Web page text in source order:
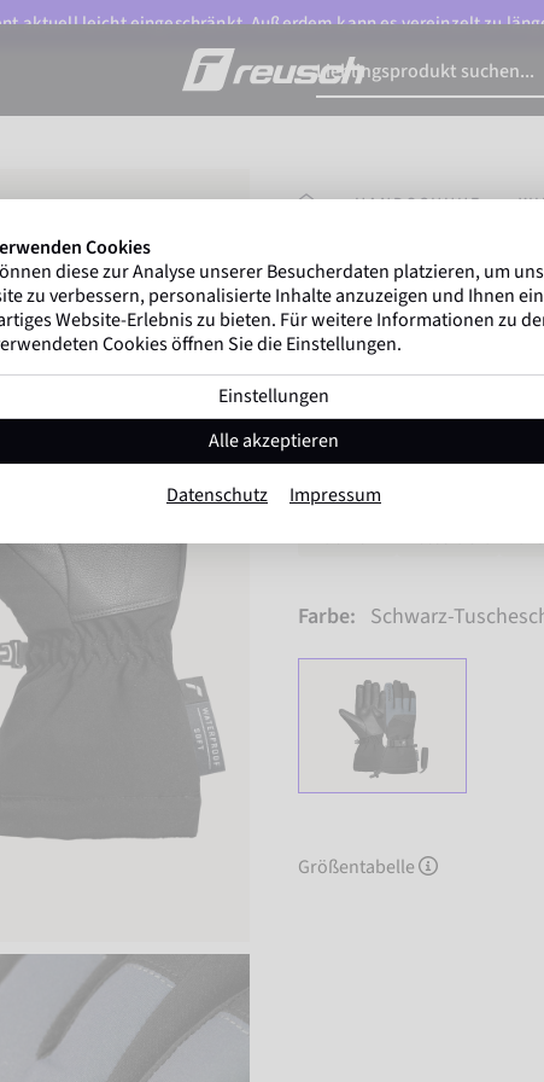
aktuell leicht eingeschränkt. Außerdem kann es vereinzelt zu
STARTSEITEHANDSCHUHE
Marco Odermatt und
Winterathletenweltweit
Reusch Couloir
Artikel-Nr. 6501272
Farbe: Schwarz-
Größentabelle
Cookies
diese zur Analyse unserer Besucherdaten platzieren, um
zu verbessern, personalisierte Inhalte anzuzeigen und Ihnen ein
Website-Erlebnis zu bieten. Für weitere Informationen zu
Cookies öffnen Sie die Einstellungen.
Einstellungen
Alle akzeptieren
Datenschutz Impressum